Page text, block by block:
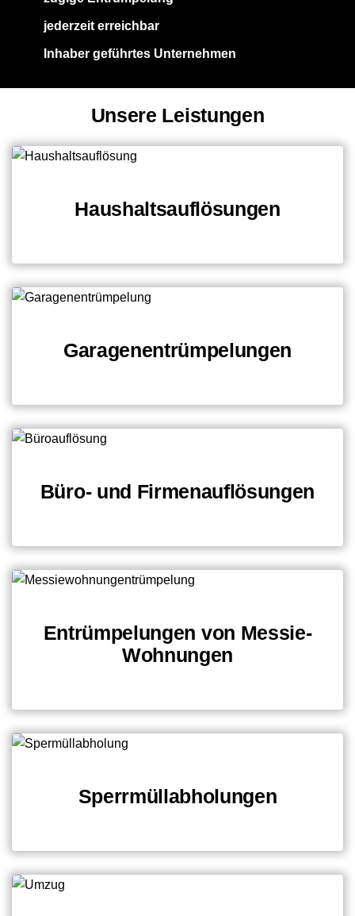
jederzeit erreichbar
Inhaber geführtes Unternehmen
Unsere Leistungen
Haushaltsauflösungen
Garagenentrümpelungen
Büro- und Firmenauflösungen
Entrümpelungen von Messie-
Wohnungen
Sperrmüllabholungen